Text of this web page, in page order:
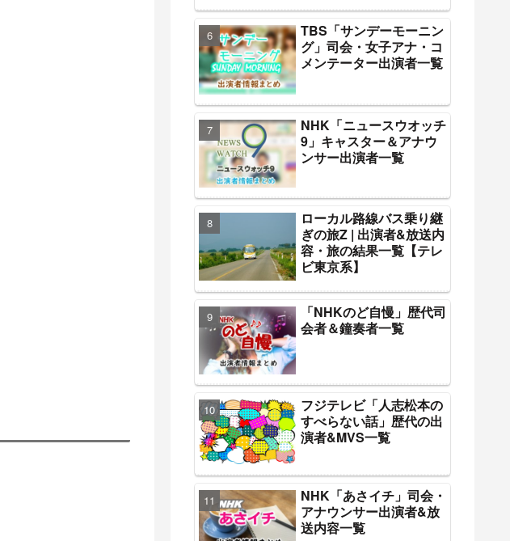
TBS「サンデーモーニン
グ」司会・女子アナ・コ
メンテーター出演者一覧
NHK「ニュースウオッチ
9」キャスター＆アナウ
ンサー出演者一覧
ローカル路線バス乗り継
ぎの旅Z | 出演者&放送内
容・旅の結果一覧【テレ
ビ東京系】
「NHKのど自慢」歴代司
会者＆鐘奏者一覧
フジテレビ「人志松本の
すべらない話」歴代の出
演者&MVS一覧
NHK「あさイチ」司会・
アナウンサー出演者&放
送内容一覧